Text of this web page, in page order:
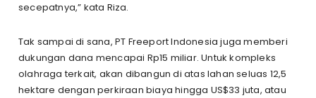
secepatnya,” kata Riza.
Tak sampai di sana, PT Freeport Indonesia juga memberi
dukungan dana mencapai Rp15 miliar. Untuk kompleks
olahraga terkait, akan dibangun di atas lahan seluas 12,5
hektare dengan perkiraan biaya hingga US$33 juta, atau